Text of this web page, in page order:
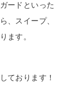
ードといった
、スイープ、
ます。
ております！